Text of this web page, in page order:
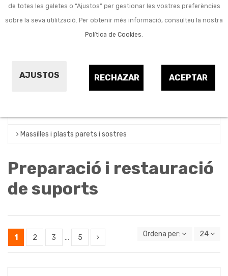
de totes les galetes o “Ajustos” per gestionar les vostres preferències
sobre la seva utilització. Per obtenir més informació, consulteu la nostra
Política de Cookies.
AJUSTOS ACEPTAR
RECHAZAR
Llista de subcategories a Preparació i restauració de
Decapant
Massilles i plasts parets i sostres
Preparació i restauració
de suports
1 2 3 … 5 Ordena per: 24